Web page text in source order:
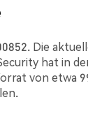
Die
hat in
von etwa